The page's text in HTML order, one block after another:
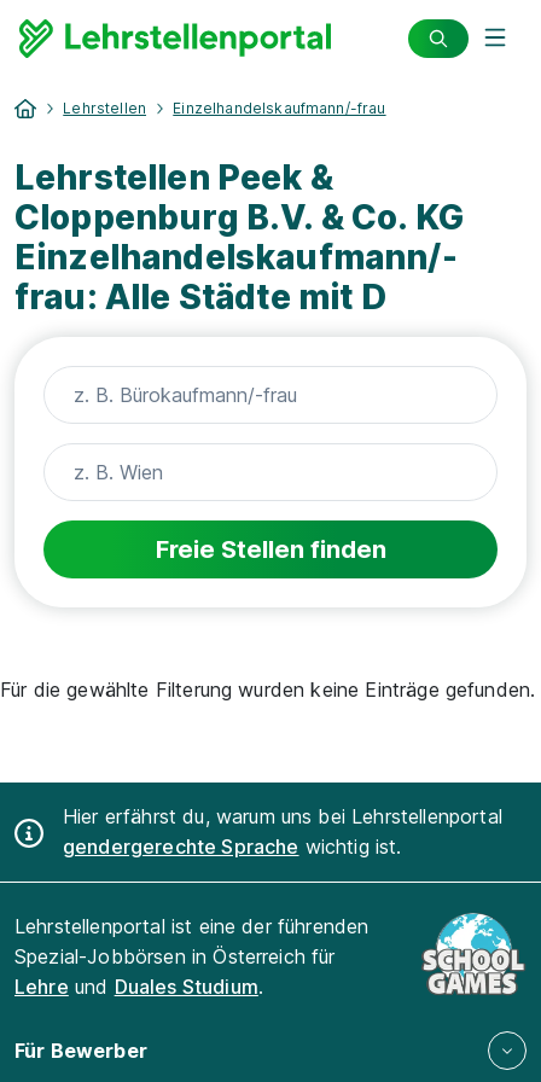
Lehrstellen Einzelhandelskaufmann/-frau
Lehrstellen Peek &
Cloppenburg B.V. & Co. KG
Einzelhandelskaufmann/-
frau: Alle Städte mit D
Freie Stellen finden
Für die gewählte Filterung wurden keine Einträge gefunden.
Hier erfährst du, warum uns bei Lehrstellenportal
gendergerechte Sprache wichtig ist.
Lehrstellenportal ist eine der führenden
Spezial-Jobbörsen in Österreich für
Lehre und Duales Studium.
Für Bewerber